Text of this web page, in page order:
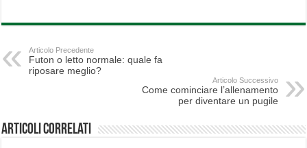
Articolo Precedente
Futon o letto normale: quale fa
riposare meglio?
Articolo Successivo
Come cominciare l’allenamento
per diventare un pugile
Articoli correlati